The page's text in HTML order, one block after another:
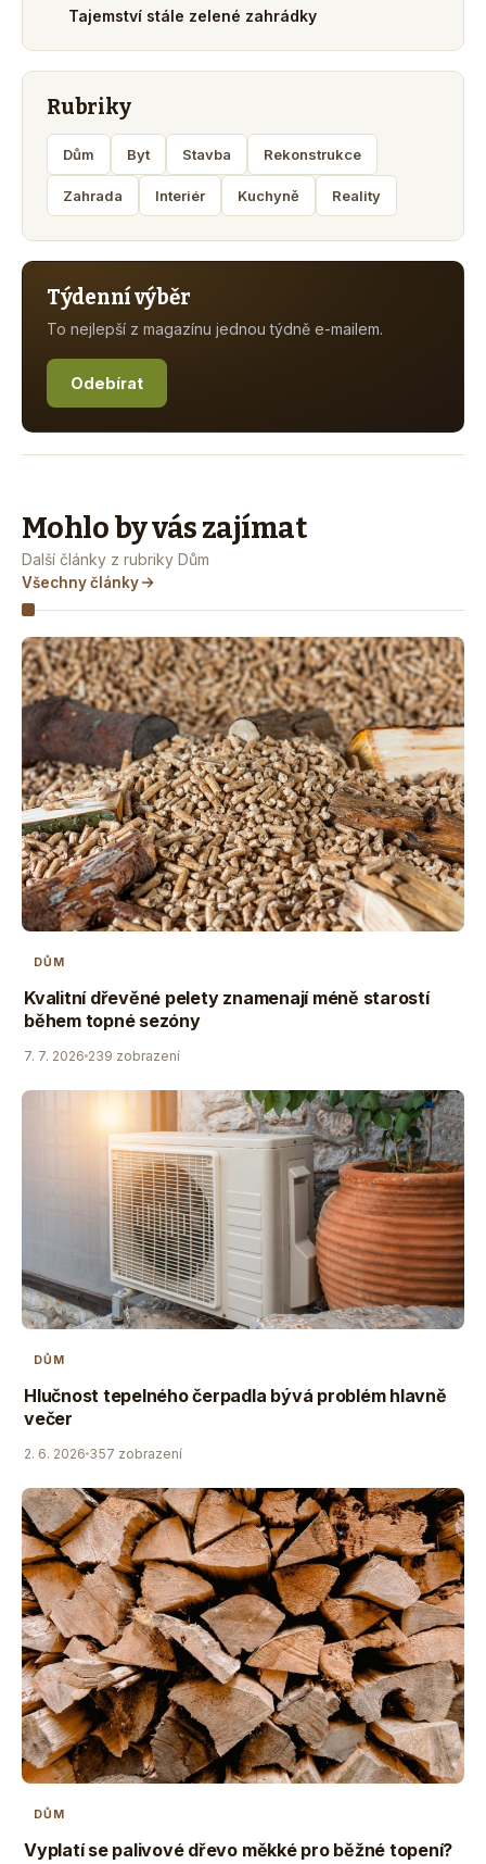
Tajemství stále zelené zahrádky
Rubriky
Dům Byt Stavba Rekonstrukce
Zahrada Interiér Kuchyně Reality
Týdenní výběr
To nejlepší z magazínu jednou týdně e-mailem.
Odebírat
Mohlo by vás zajímat
Další články z rubriky Dům
Všechny články
DŮM
Kvalitní dřevěné pelety znamenají méně starostí
během topné sezóny
7. 7. 2026 239 zobrazení
DŮM
Hlučnost tepelného čerpadla bývá problém hlavně
večer
2. 6. 2026 357 zobrazení
DŮM
Vyplatí se palivové dřevo měkké pro běžné topení?